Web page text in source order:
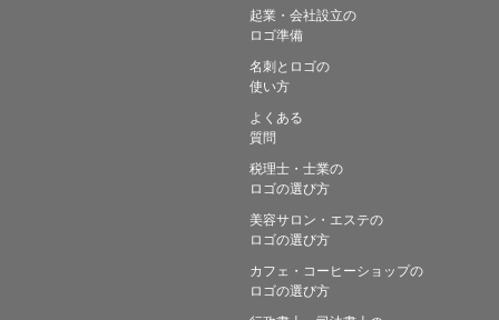
起業・会社設立の
ロゴ準備
名刺とロゴの
使い方
よくある
質問
税理士・士業の
ロゴの選び方
美容サロン・エステの
ロゴの選び方
カフェ・コーヒーショップの
ロゴの選び方